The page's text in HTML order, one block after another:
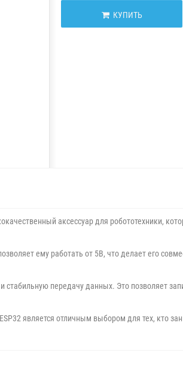
КУПИТЬ
аксессуар для робототехники,
ему работать от 5В, что делает его
передачу данных. Это позволяет
является отличным выбором для тех, кто